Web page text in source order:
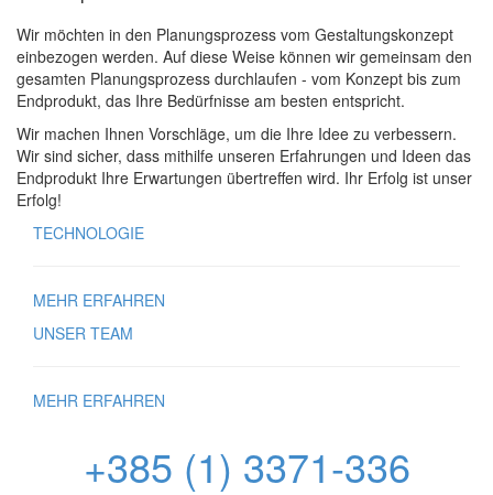
Wir möchten in den Planungsprozess vom Gestaltungskonzept
einbezogen werden. Auf diese Weise können wir gemeinsam den
gesamten Planungsprozess durchlaufen - vom Konzept bis zum
Endprodukt, das Ihre Bedürfnisse am besten entspricht.
Wir machen Ihnen Vorschläge, um die Ihre Idee zu verbessern.
Wir sind sicher, dass mithilfe unseren Erfahrungen und Ideen das
Endprodukt Ihre Erwartungen übertreffen wird. Ihr Erfolg ist unser
Erfolg!
TECHNOLOGIE
MEHR ERFAHREN
UNSER TEAM
MEHR ERFAHREN
+385 (1) 3371-336